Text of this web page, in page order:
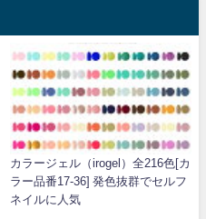
カラージェル（irogel）全216色[カ
ラー品番17-36] 発色抜群でセルフ
ネイルに人気